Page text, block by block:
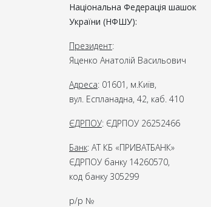
Національна Федерація шашок
України (НФШУ):
Президент:
Яценко Анатолій Васильович
Адреса: 01601, м.Київ,
вул. Еспланадна, 42, каб. 410
ЄДРПОУ: ЄДРПОУ 26252466
Банк: АТ КБ «ПРИВАТБАНК»
ЄДРПОУ банку 14260570,
код банку 305299
р/р №